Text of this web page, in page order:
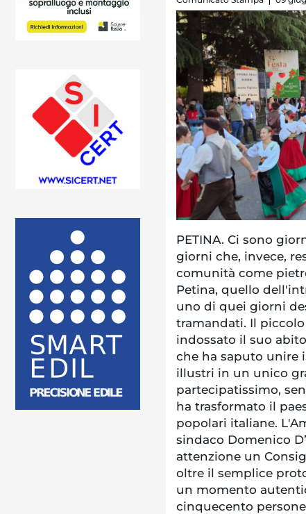
PETINA. Ci sono
giorni che, invece,
comunità come
Petina, quello
uno di quei giorni
tramandati. Il
indossato il suo
che ha saputo unire
illustri in un unico
partecipatissimo,
ha trasformato il
popolari italiane.
sindaco Domenico
attenzione un
oltre il semplice
un momento
cinquecento